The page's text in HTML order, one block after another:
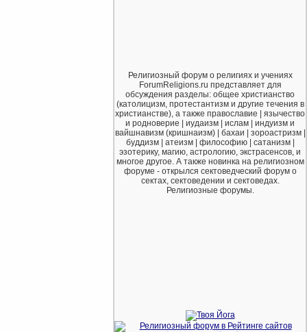
Религиозный форум о религиях и учениях
ForumReligions.ru представляет для
обсуждения разделы: общее христианство
(католицизм, протестантизм и другие течения в
христианстве), а также православие | язычество
и родноверие | иудаизм | ислам | индуизм и
вайшнавизм (кришнаизм) | бахаи | зороастризм |
буддизм | атеизм | философию | сатанизм |
эзотерику, магию, астрологию, экстрасенсов, и
многое другое. А также новинка на религиозном
форуме - открылся сектоведческий форум о
сектах, сектоведении и сектоведах.
Религиозные форумы.